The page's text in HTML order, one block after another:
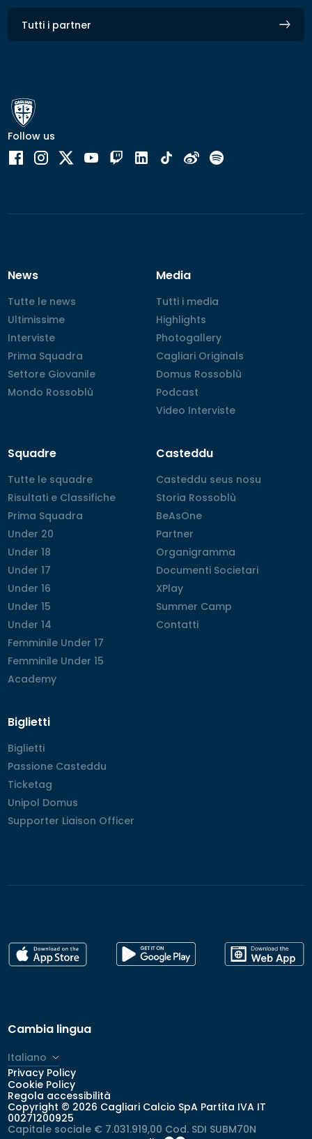
Tutti i partner
Follow us
News
Tutte le news
Tutte le news
Ultimissime
Ultimissime
Interviste
Interviste
Prima Squadra
Prima Squadra
Settore Giovanile
Settore Giovanile
Mondo Rossoblù
Mondo Rossoblù
Media
Tutti i media
Tutti i media
Highlights
Highlights
Photogallery
Photogallery
Cagliari Originals
Cagliari Originals
Domus Rossoblù
Domus Rossoblù
Podcast
Podcast
Video Interviste
Video Interviste
Squadre
Tutte le squadre
Tutte le squadre
Risultati e Classifiche
Risultati e Classifiche
Prima Squadra
Prima Squadra
Under 20
Under 20
Under 18
Under 18
Under 17
Under 17
Under 16
Under 16
Under 15
Under 15
Under 14
Under 14
Femminile Under 17
Femminile Under 17
Femminile Under 15
Femminile Under 15
Academy
Academy
Casteddu
Casteddu seus nosu
Casteddu seus nosu
Storia Rossoblù
Storia Rossoblù
BeAsOne
BeAsOne
Partner
Partner
Organigramma
Organigramma
Documenti Societari
Documenti Societari
XPlay
XPlay
Summer Camp
Summer Camp
Contatti
Contatti
Biglietti
Biglietti
Biglietti
Passione Casteddu
Passione Casteddu
Ticketag
Ticketag
Unipol Domus
Unipol Domus
Supporter Liaison Officer
Supporter Liaison Officer
Cambia lingua
Italiano
Privacy Policy
Cookie Policy
Regola accessibilità
Copyright © 2026 Cagliari Calcio SpA Partita IVA IT
00271200925
Capitale sociale € 7.031.919,00 Cod. SDI SUBM70N